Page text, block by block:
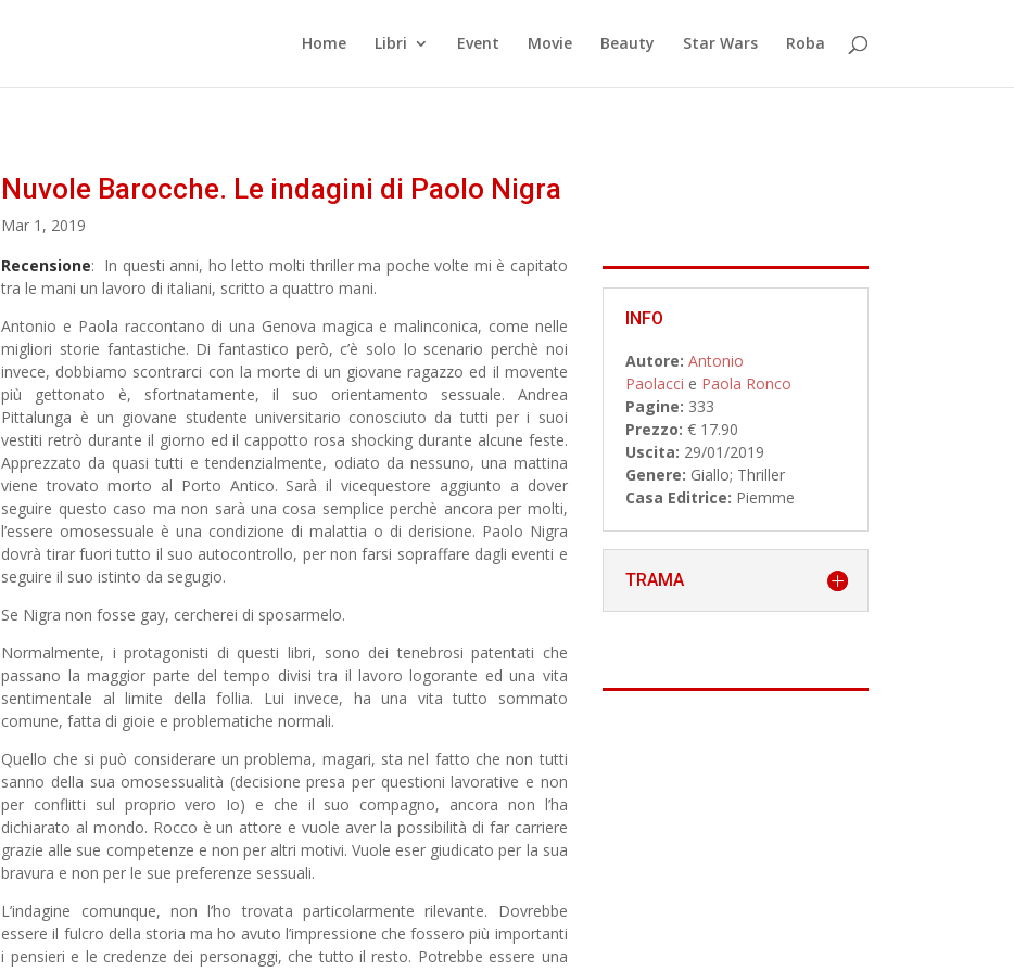
Home Libri Event Movie Beauty Star Wars Roba
Nuvole Barocche. Le indagini di Paolo Nigra
Mar 1, 2019
Recensione: In questi anni, ho letto molti thriller ma poche volte mi è capitato
tra le mani un lavoro di italiani, scritto a quattro mani.
Antonio e Paola raccontano di una Genova magica e malinconica, come nelle
migliori storie fantastiche. Di fantastico però, c’è solo lo scenario perchè noi
invece, dobbiamo scontrarci con la morte di un giovane ragazzo ed il movente
più gettonato è, sfortnatamente, il suo orientamento sessuale. Andrea
Pittalunga è un giovane studente universitario conosciuto da tutti per i suoi
vestiti retrò durante il giorno ed il cappotto rosa shocking durante alcune feste.
Apprezzato da quasi tutti e tendenzialmente, odiato da nessuno, una mattina
viene trovato morto al Porto Antico. Sarà il vicequestore aggiunto a dover
seguire questo caso ma non sarà una cosa semplice perchè ancora per molti,
l’essere omosessuale è una condizione di malattia o di derisione. Paolo Nigra
dovrà tirar fuori tutto il suo autocontrollo, per non farsi sopraffare dagli eventi e
seguire il suo istinto da segugio.
Se Nigra non fosse gay, cercherei di sposarmelo.
Normalmente, i protagonisti di questi libri, sono dei tenebrosi patentati che
passano la maggior parte del tempo divisi tra il lavoro logorante ed una vita
sentimentale al limite della follia. Lui invece, ha una vita tutto sommato
comune, fatta di gioie e problematiche normali.
Quello che si può considerare un problema, magari, sta nel fatto che non tutti
sanno della sua omosessualità (decisione presa per questioni lavorative e non
per conflitti sul proprio vero Io) e che il suo compagno, ancora non l’ha
dichiarato al mondo. Rocco è un attore e vuole aver la possibilità di far carriere
grazie alle sue competenze e non per altri motivi. Vuole eser giudicato per la sua
bravura e non per le sue preferenze sessuali.
L’indagine comunque, non l’ho trovata particolarmente rilevante. Dovrebbe
essere il fulcro della storia ma ho avuto l’impressione che fossero più importanti
i pensieri e le credenze dei personaggi, che tutto il resto. Potrebbe essere una
INFO
Autore: Antonio
Paolacci e Paola Ronco
Pagine: 333
Prezzo: € 17.90
Uscita: 29/01/2019
Genere: Giallo; Thriller
Casa Editrice: Piemme
TRAMA